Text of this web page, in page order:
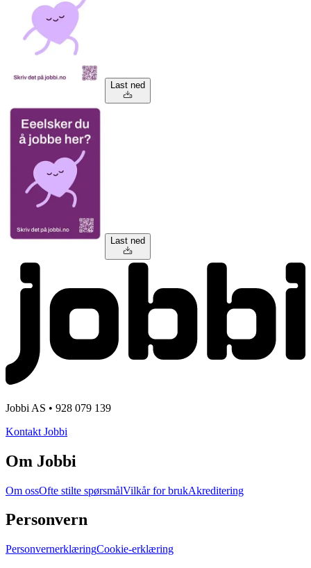
Last ned
Last ned
Jobbi AS • 928 079 139
Kontakt Jobbi
Om Jobbi
Om ossOfte stilte spørsmålVilkår for brukAkreditering
Personvern
PersonvernerklæringCookie-erklæring